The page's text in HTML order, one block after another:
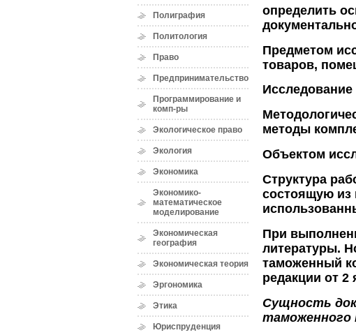
Полиграфия
Политология
Право
Предпринимательство
Программирование и
комп-ры
Экологическое право
Экология
Экономика
Экономико-
математическое
моделирование
Экономическая
география
Экономическая теория
Эргономика
Этика
Юриспруденция
определить
Предметом
товаров,
методы
Объектом
Структура
состоящую из
При
литературы.
таможенный
редакции от 2
Сущность
таможенного